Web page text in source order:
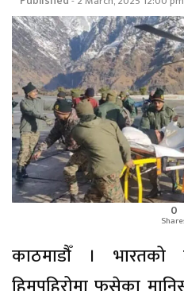
0
काठमाडौँ । भारतको